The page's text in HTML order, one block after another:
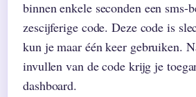
binnen enkele seconden een sms-
zescijferige code. Deze code is
kun je maar één keer gebruiken.
invullen van de code krijg je
dashboard.